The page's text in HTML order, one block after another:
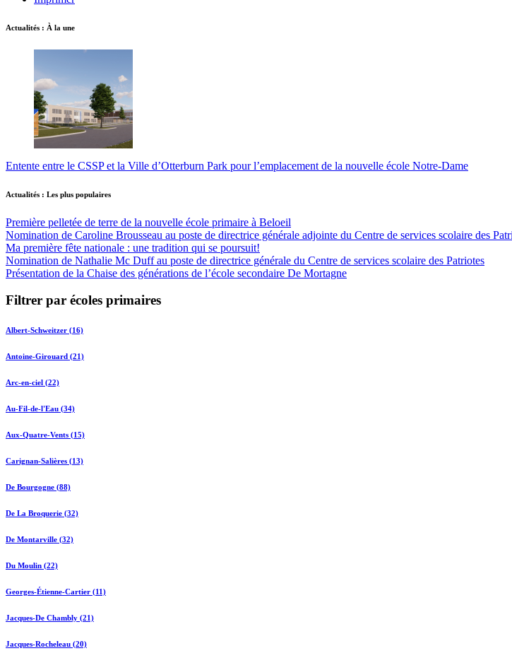
Actualités : À la une
Entente entre le CSSP et la Ville d’Otterburn Park pour l’emplacement de la nouvelle école Notre-Dame
Actualités : Les plus populaires
Première pelletée de terre de la nouvelle école primaire à Beloeil
Nomination de Caroline Brousseau au poste de directrice générale adjointe du Centre de services scolaire des
Ma première fête nationale : une tradition qui se poursuit!
Nomination de Nathalie Mc Duff au poste de directrice générale du Centre de services scolaire des Patriotes
Présentation de la Chaise des générations de l’école secondaire De Mortagne
Filtrer par écoles primaires
Albert-Schweitzer (16)
Antoine-Girouard (21)
Arc-en-ciel (22)
Au-Fil-de-l'Eau (34)
Aux-Quatre-Vents (15)
Carignan-Salières (13)
De Bourgogne (88)
De La Broquerie (32)
De Montarville (32)
Du Moulin (22)
Georges-Étienne-Cartier (11)
Jacques-De Chambly (21)
Jacques-Rocheleau (20)